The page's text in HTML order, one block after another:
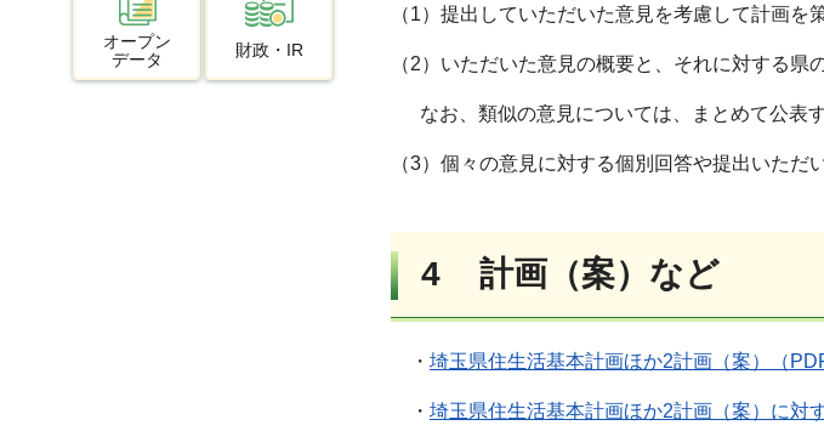
オープン
データ
財政・IR
（1）提出していただいた意見を考慮して計画を
（2）いただいた意見の概要と、それに対する
なお、類似の意見については、まとめて公表
（3）個々の意見に対する個別回答や提出いただ
4 計画（案）など
・ 埼玉県住生活基本計画ほか2計画（案）（
・ 埼玉県住生活基本計画ほか2計画（案）に対